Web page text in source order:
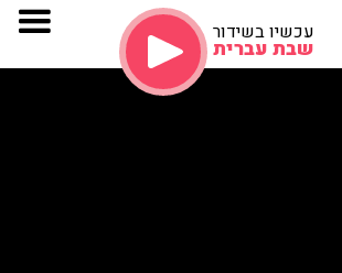
עכשיו בשידור
שבת עברית